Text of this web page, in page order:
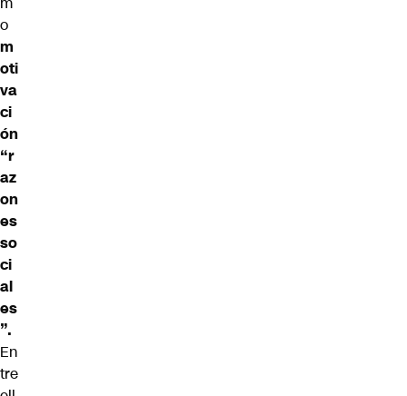
o
m
oti
va
ci
ón
“r
az
on
es
so
ci
al
es
”.
En
tre